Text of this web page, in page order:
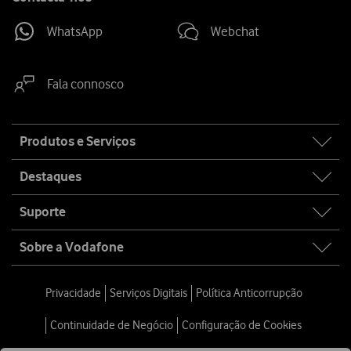
WhatsApp Webchat
Fala connosco
map
Produtos e Serviços
Destaques
Suporte
Sobre a Vodafone
Privacidade Serviços Digitais Política Anticorrupção
Continuidade de Negócio Configuração de Cookies